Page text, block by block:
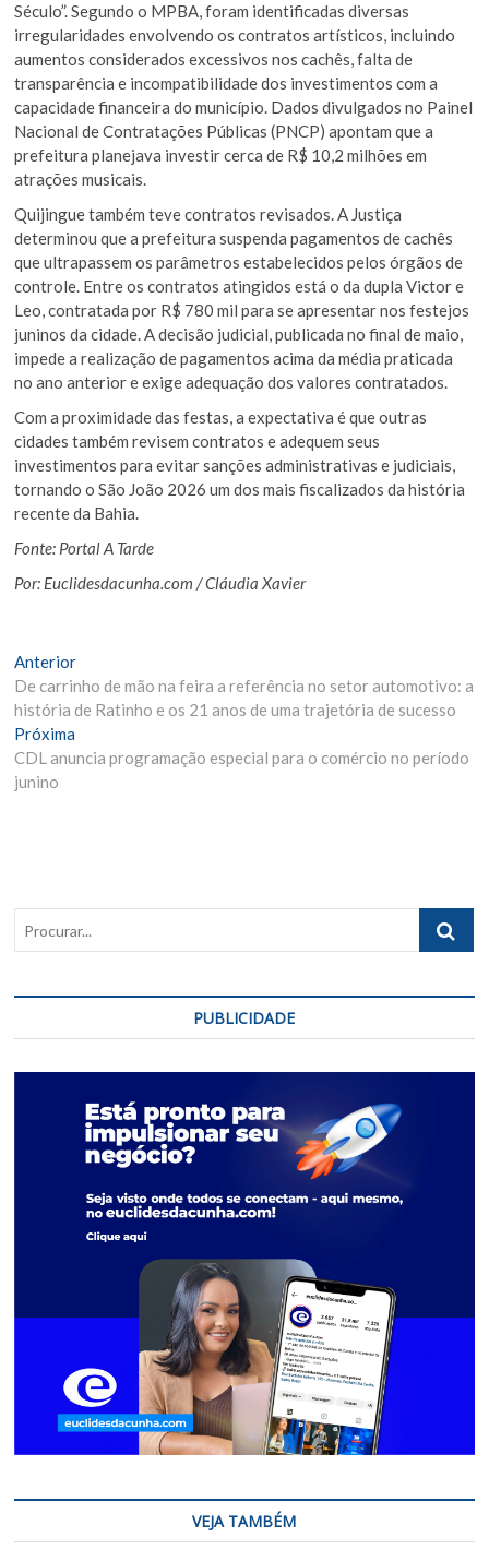
Século”. Segundo o MPBA, foram identificadas diversas
irregularidades envolvendo os contratos artísticos, incluindo
aumentos considerados excessivos nos cachês, falta de
transparência e incompatibilidade dos investimentos com a
capacidade financeira do município. Dados divulgados no Painel
Nacional de Contratações Públicas (PNCP) apontam que a
prefeitura planejava investir cerca de R$ 10,2 milhões em
atrações musicais.
Quijingue também teve contratos revisados. A Justiça
determinou que a prefeitura suspenda pagamentos de cachês
que ultrapassem os parâmetros estabelecidos pelos órgãos de
controle. Entre os contratos atingidos está o da dupla Victor e
Leo, contratada por R$ 780 mil para se apresentar nos festejos
juninos da cidade. A decisão judicial, publicada no final de maio,
impede a realização de pagamentos acima da média praticada
no ano anterior e exige adequação dos valores contratados.
Com a proximidade das festas, a expectativa é que outras
cidades também revisem contratos e adequem seus
investimentos para evitar sanções administrativas e judiciais,
tornando o São João 2026 um dos mais fiscalizados da história
recente da Bahia.
Fonte: Portal A Tarde
Por: Euclidesdacunha.com / Cláudia Xavier
Navegação
de
Post
AnteriorMatéria
Anterior:
De carrinho de mão na feira a referência no setor automotivo: a
história de Ratinho e os 21 anos de uma trajetória de sucesso
Próxima
Materia:
CDL anuncia programação especial para o comércio no período
junino
PUBLICIDADE
VEJA TAMBÉM